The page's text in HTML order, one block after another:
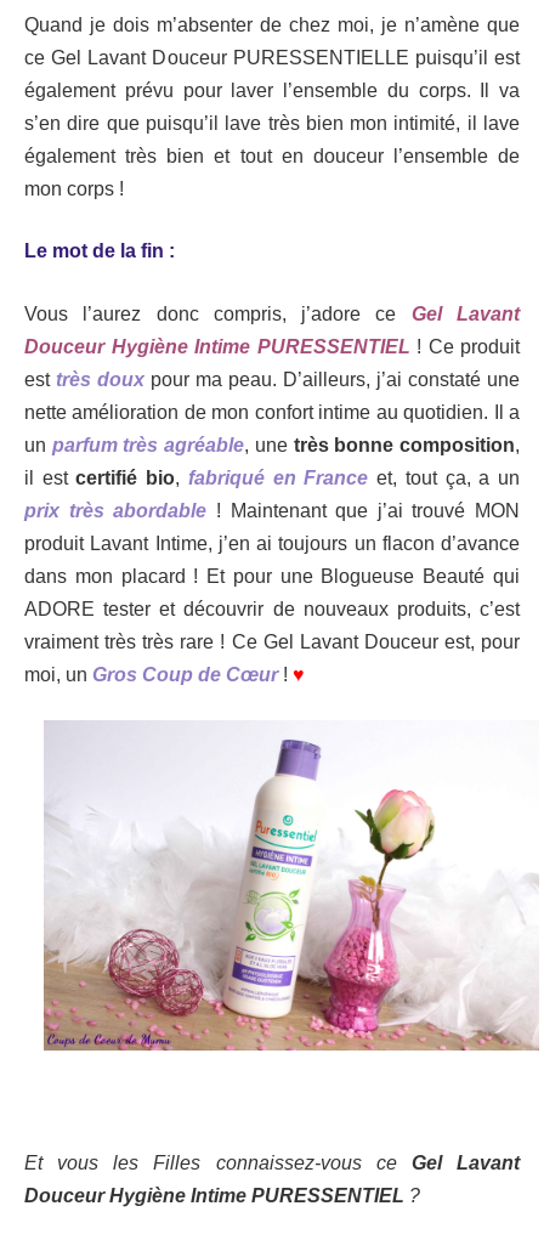
Quand je dois m’absenter de chez moi, je n’amène que
ce Gel Lavant Douceur PURESSENTIELLE puisqu’il est
également prévu pour laver l’ensemble du corps. Il va
s’en dire que puisqu’il lave très bien mon intimité, il lave
également très bien et tout en douceur l’ensemble de
mon corps !
Le mot de la fin :
Vous l’aurez donc compris, j’adore ce Gel Lavant
Douceur Hygiène Intime PURESSENTIEL ! Ce produit
est très doux pour ma peau. D’ailleurs, j’ai constaté une
nette amélioration de mon confort intime au quotidien. Il a
un parfum très agréable, une très bonne composition,
il estcertifié bio, fabriqué en France et, tout ça, a un
prix très abordable ! Maintenant que j’ai trouvé MON
produit Lavant Intime, j’en ai toujours un flacon d’avance
dans mon placard ! Et pour une Blogueuse Beauté qui
ADORE tester et découvrir de nouveaux produits, c’est
vraiment très très rare ! Ce Gel Lavant Douceur est, pour
moi, un Gros Coup de Cœur! ♥
Et vous les Filles connaissez-vous ce Gel Lavant
Douceur Hygiène Intime PURESSENTIEL ?